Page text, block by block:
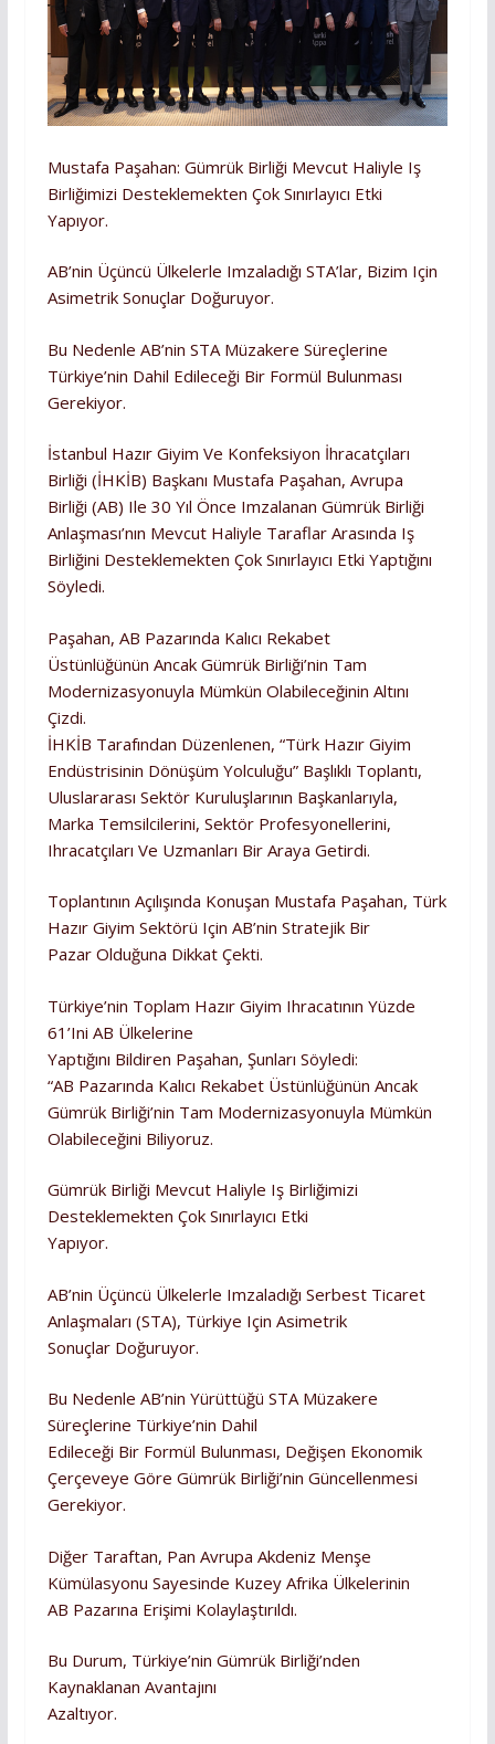
Mustafa Paşahan: Gümrük Birliği Mevcut Haliyle Iş
Birliğimizi Desteklemekten Çok Sınırlayıcı Etki
Yapıyor.
AB’nin Üçüncü Ülkelerle Imzaladığı STA’lar, Bizim Için
Asimetrik Sonuçlar Doğuruyor.
Bu Nedenle AB’nin STA Müzakere Süreçlerine
Türkiye’nin Dahil Edileceği Bir Formül Bulunması
Gerekiyor.
İstanbul Hazır Giyim Ve Konfeksiyon İhracatçıları
Birliği (İHKİB) Başkanı Mustafa Paşahan, Avrupa
Birliği (AB) Ile 30 Yıl Önce Imzalanan Gümrük Birliği
Anlaşması’nın Mevcut Haliyle Taraflar Arasında Iş
Birliğini Desteklemekten Çok Sınırlayıcı Etki Yaptığını
Söyledi.
Paşahan, AB Pazarında Kalıcı Rekabet
Üstünlüğünün Ancak Gümrük Birliği’nin Tam
Modernizasyonuyla Mümkün Olabileceğinin Altını
Çizdi.
İHKİB Tarafından Düzenlenen, “Türk Hazır Giyim
Endüstrisinin Dönüşüm Yolculuğu” Başlıklı Toplantı,
Uluslararası Sektör Kuruluşlarının Başkanlarıyla,
Marka Temsilcilerini, Sektör Profesyonellerini,
Ihracatçıları Ve Uzmanları Bir Araya Getirdi.
Toplantının Açılışında Konuşan Mustafa Paşahan, Türk
Hazır Giyim Sektörü Için AB’nin Stratejik Bir
Pazar Olduğuna Dikkat Çekti.
Türkiye’nin Toplam Hazır Giyim Ihracatının Yüzde
61’ini AB Ülkelerine
Yaptığını Bildiren Paşahan, Şunları Söyledi:
“AB Pazarında Kalıcı Rekabet Üstünlüğünün Ancak
Gümrük Birliği’nin Tam Modernizasyonuyla Mümkün
Olabileceğini Biliyoruz.
Gümrük Birliği Mevcut Haliyle Iş Birliğimizi
Desteklemekten Çok Sınırlayıcı Etki
Yapıyor.
AB’nin Üçüncü Ülkelerle Imzaladığı Serbest Ticaret
Anlaşmaları (STA), Türkiye Için Asimetrik
Sonuçlar Doğuruyor.
Bu Nedenle AB’nin Yürüttüğü STA Müzakere
Süreçlerine Türkiye’nin Dahil
Edileceği Bir Formül Bulunması, Değişen Ekonomik
Çerçeveye Göre Gümrük Birliği’nin Güncellenmesi
Gerekiyor.
Diğer Taraftan, Pan Avrupa Akdeniz Menşe
Kümülasyonu Sayesinde Kuzey Afrika Ülkelerinin
AB Pazarına Erişimi Kolaylaştırıldı.
Bu Durum, Türkiye’nin Gümrük Birliği’nden
Kaynaklanan Avantajını
Azaltıyor.